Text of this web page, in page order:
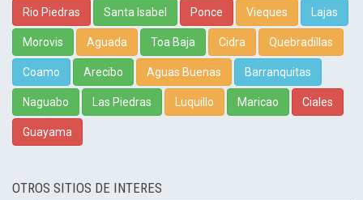
Rio Piedras Santa Isabel Ponce Vieques Lajas
Morovis Aguada Toa Baja Cidra Quebradillas
Coamo Arecibo Aguas Buenas Barranquitas
Naguabo Las Piedras Luquillo Maricao Ciales
Guayama
OTROS SITIOS DE INTERES